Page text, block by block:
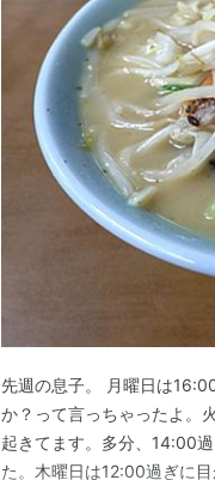
先週の息子。 月曜日は
か？って言っちゃったよ。
起きてます。多分、14:00
た。木曜日は12:00過ぎに